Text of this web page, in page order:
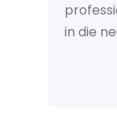
in die